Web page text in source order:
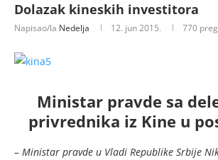
Dolazak kineskih investitora
Napisao/la Nedelja 12. jun 2015. 770
Ministar pravde sa
privrednika iz Kine u
– Ministar pravde u Vladi Republike Srbije